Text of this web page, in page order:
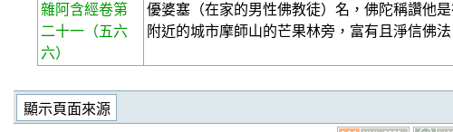
雜阿含經卷第
二十一 （五六
六）
優婆塞（在家的男性佛教徒）名，佛陀稱讚他
附近的城市摩師山的芒果林旁，富有且淨信佛